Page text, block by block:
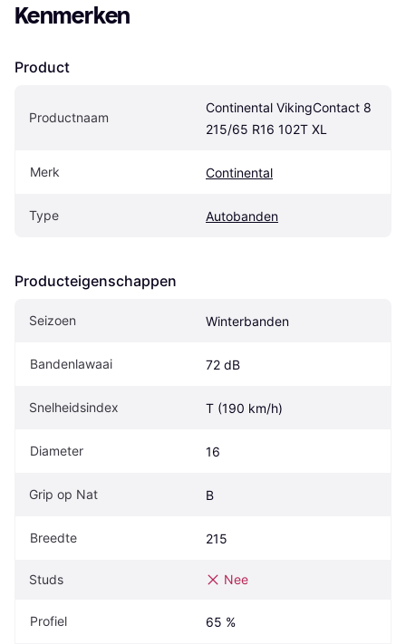
Kenmerken
Product
Productnaam
Continental VikingContact 8
215/65 R16 102T XL
Merk Continental
Type Autobanden
Producteigenschappen
Seizoen Winterbanden
Bandenlawaai 72 dB
Snelheidsindex T (190 km/h)
Diameter 16
Grip op Nat B
Breedte 215
Studs Nee
Profiel 65 %